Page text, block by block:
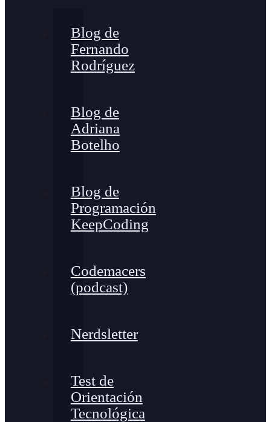
Blog de
Fernando
Rodríguez
Blog de
Adriana
Botelho
Blog de
Programación
KeepCoding
Codemacers
(podcast)
Nerdsletter
Test de
Orientación
Tecnológica